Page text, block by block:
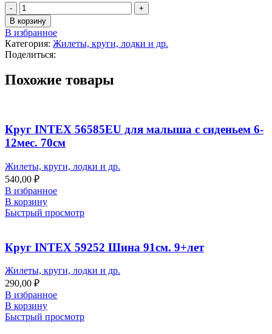
Количество
товара
32042
Нарукавники
BESTWAY
ПВХ
Дельфины
В корзину
В избранное
Категория: Жилеты, круги, лодки и др.
Поделиться:
Похожие товары
Круг INTEX 56585EU для малыша с сиденьем 6-
12мес. 70см
Жилеты, круги, лодки и др.
540,00 ₽
В избранное
В корзину
Быстрый просмотр
Круг INTEX 59252 Шина 91см. 9+лет
Жилеты, круги, лодки и др.
290,00 ₽
В избранное
В корзину
Быстрый просмотр